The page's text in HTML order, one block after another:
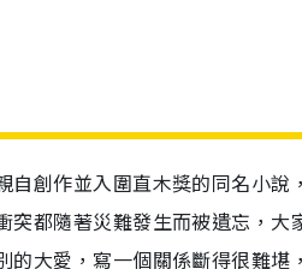
自創作並入圍直木獎的同名小
都隨著災難發生而被遺忘，
大愛，寫一個關係斷得很難堪